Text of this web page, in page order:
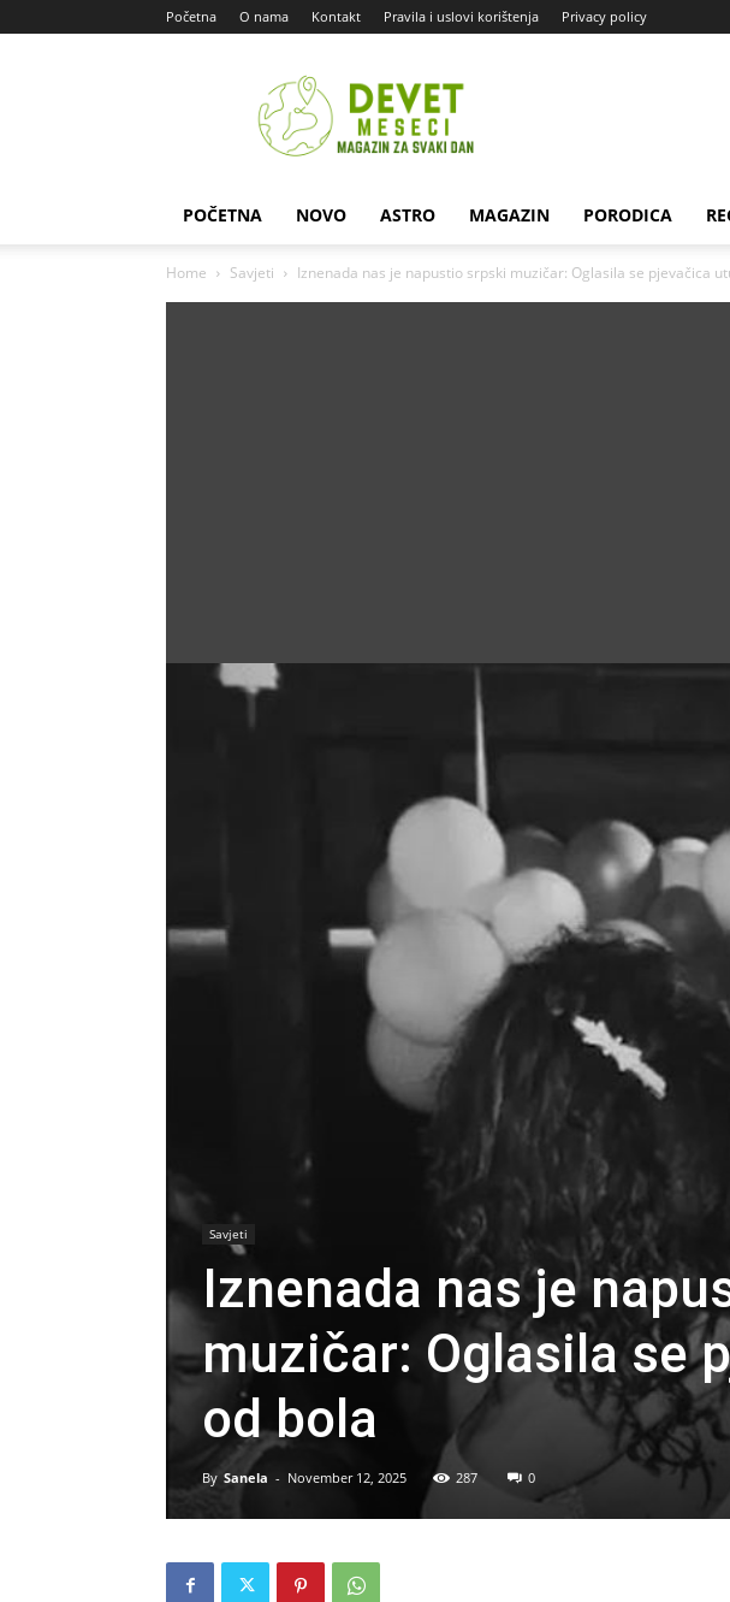
Početna O nama Kontakt Pravila i uslovi korištenja Privacy policy
Devet
Meseci
POČETNA NOVO ASTRO MAGAZIN PORODICA
Home Savjeti Iznenada nas je napustio srpski muzičar: Oglasila se pjevačica
Savjeti
Iznenada nas je
muzičar: Oglasila se
od bola
By Sanela - November 12, 2025 287 0